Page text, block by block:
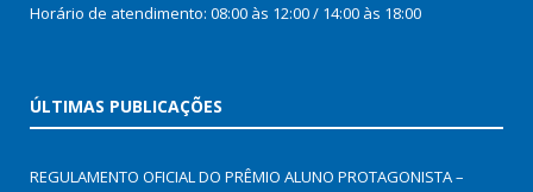
Horário de atendimento: 08:00 às 12:00 / 14:00 às 18:00
ÚLTIMAS PUBLICAÇÕES
REGULAMENTO OFICIAL DO PRÊMIO ALUNO PROTAGONISTA –